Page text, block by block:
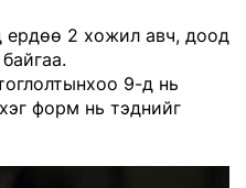
ердөө 2 хожил авч, доод
9-д нь
форм нь тэднийг